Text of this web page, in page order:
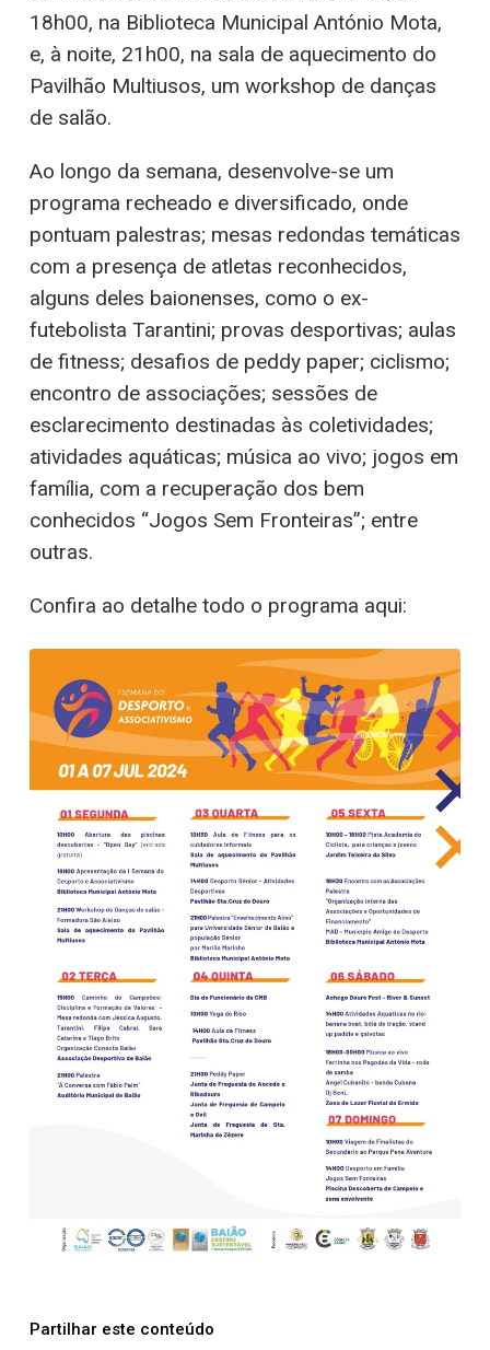
18h00, na Biblioteca Municipal António Mota,
e, à noite, 21h00, na sala de aquecimento do
Pavilhão Multiusos, um workshop de danças
de salão.
Ao longo da semana, desenvolve-se um
programa recheado e diversificado, onde
pontuam palestras; mesas redondas temáticas
com a presença de atletas reconhecidos,
alguns deles baionenses, como o ex-
futebolista Tarantini; provas desportivas; aulas
de fitness; desafios de peddy paper; ciclismo;
encontro de associações; sessões de
esclarecimento destinadas às coletividades;
atividades aquáticas; música ao vivo; jogos em
família, com a recuperação dos bem
conhecidos “Jogos Sem Fronteiras”; entre
outras.
Confira ao detalhe todo o programa aqui:
Partilhar